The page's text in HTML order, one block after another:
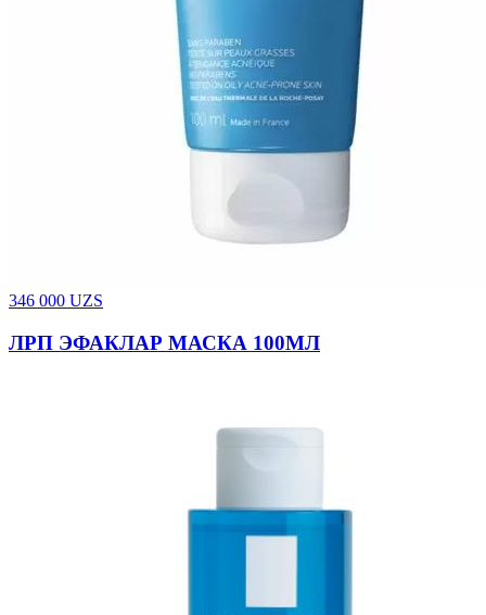
346 000 UZS
ЛРП ЭФАКЛАР МАСКА 100МЛ